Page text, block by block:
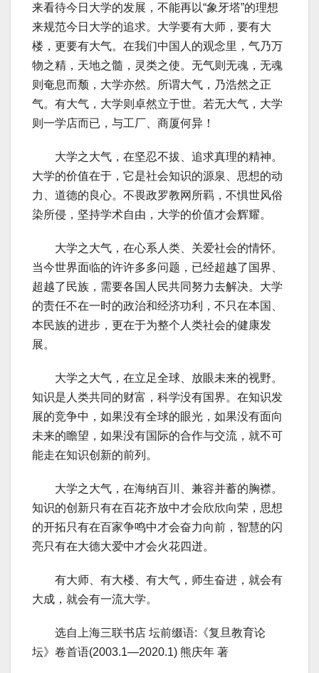
来看待今日大学的发展，不能再以“象牙塔”的理想
来规范今日大学的追求。大学要有大师，要有大
楼，更要有大气。在我们中国人的观念里，气乃万
物之精，天地之髓，灵类之使。无气则无魂，无魂
则奄息而颓，大学亦然。所谓大气，乃浩然之正
气。有大气，大学则卓然立于世。若无大气，大学
则一学店而已，与工厂、商厦何异！
大学之大气，在坚忍不拔、追求真理的精神。
大学的价值在于，它是社会知识的源泉、思想的动
力、道德的良心。不畏政罗教网所羁，不惧世风俗
染所侵，坚持学术自由，大学的价值才会辉耀。
大学之大气，在心系人类、关爱社会的情怀。
当今世界面临的许许多多问题，已经超越了国界、
超越了民族，需要各国人民共同努力去解决。大学
的责任不在一时的政治和经济功利，不只在本国、
本民族的进步，更在于为整个人类社会的健康发
展。
大学之大气，在立足全球、放眼未来的视野。
知识是人类共同的财富，科学没有国界。在知识发
展的竞争中，如果没有全球的眼光，如果没有面向
未来的瞻望，如果没有国际的合作与交流，就不可
能走在知识创新的前列。
大学之大气，在海纳百川、兼容并蓄的胸襟。
知识的创新只有在百花齐放中才会欣欣向荣，思想
的开拓只有在百家争鸣中才会奋力向前，智慧的闪
亮只有在大德大爱中才会火花四迸。
有大师、有大楼、有大气，师生奋进，就会有
大成，就会有一流大学。
选自上海三联书店 坛前缀语:《复旦教育论
坛》卷首语(2003.1—2020.1) 熊庆年 著